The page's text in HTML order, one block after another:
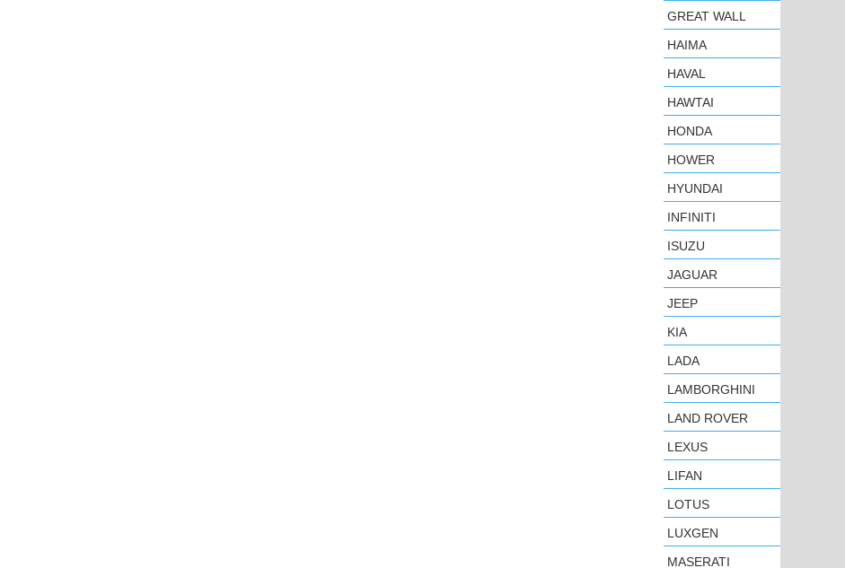
GREAT WALL
HAIMA
HAVAL
HAWTAI
HONDA
HOWER
HYUNDAI
INFINITI
ISUZU
JAGUAR
JEEP
KIA
LADA
LAMBORGHINI
LAND ROVER
LEXUS
LIFAN
LOTUS
LUXGEN
MASERATI